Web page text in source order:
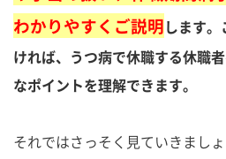
わかりやすくご説明します
ければ、うつ病で休職する休職
なポイントを理解できます。
それではさっそく見ていきましょ